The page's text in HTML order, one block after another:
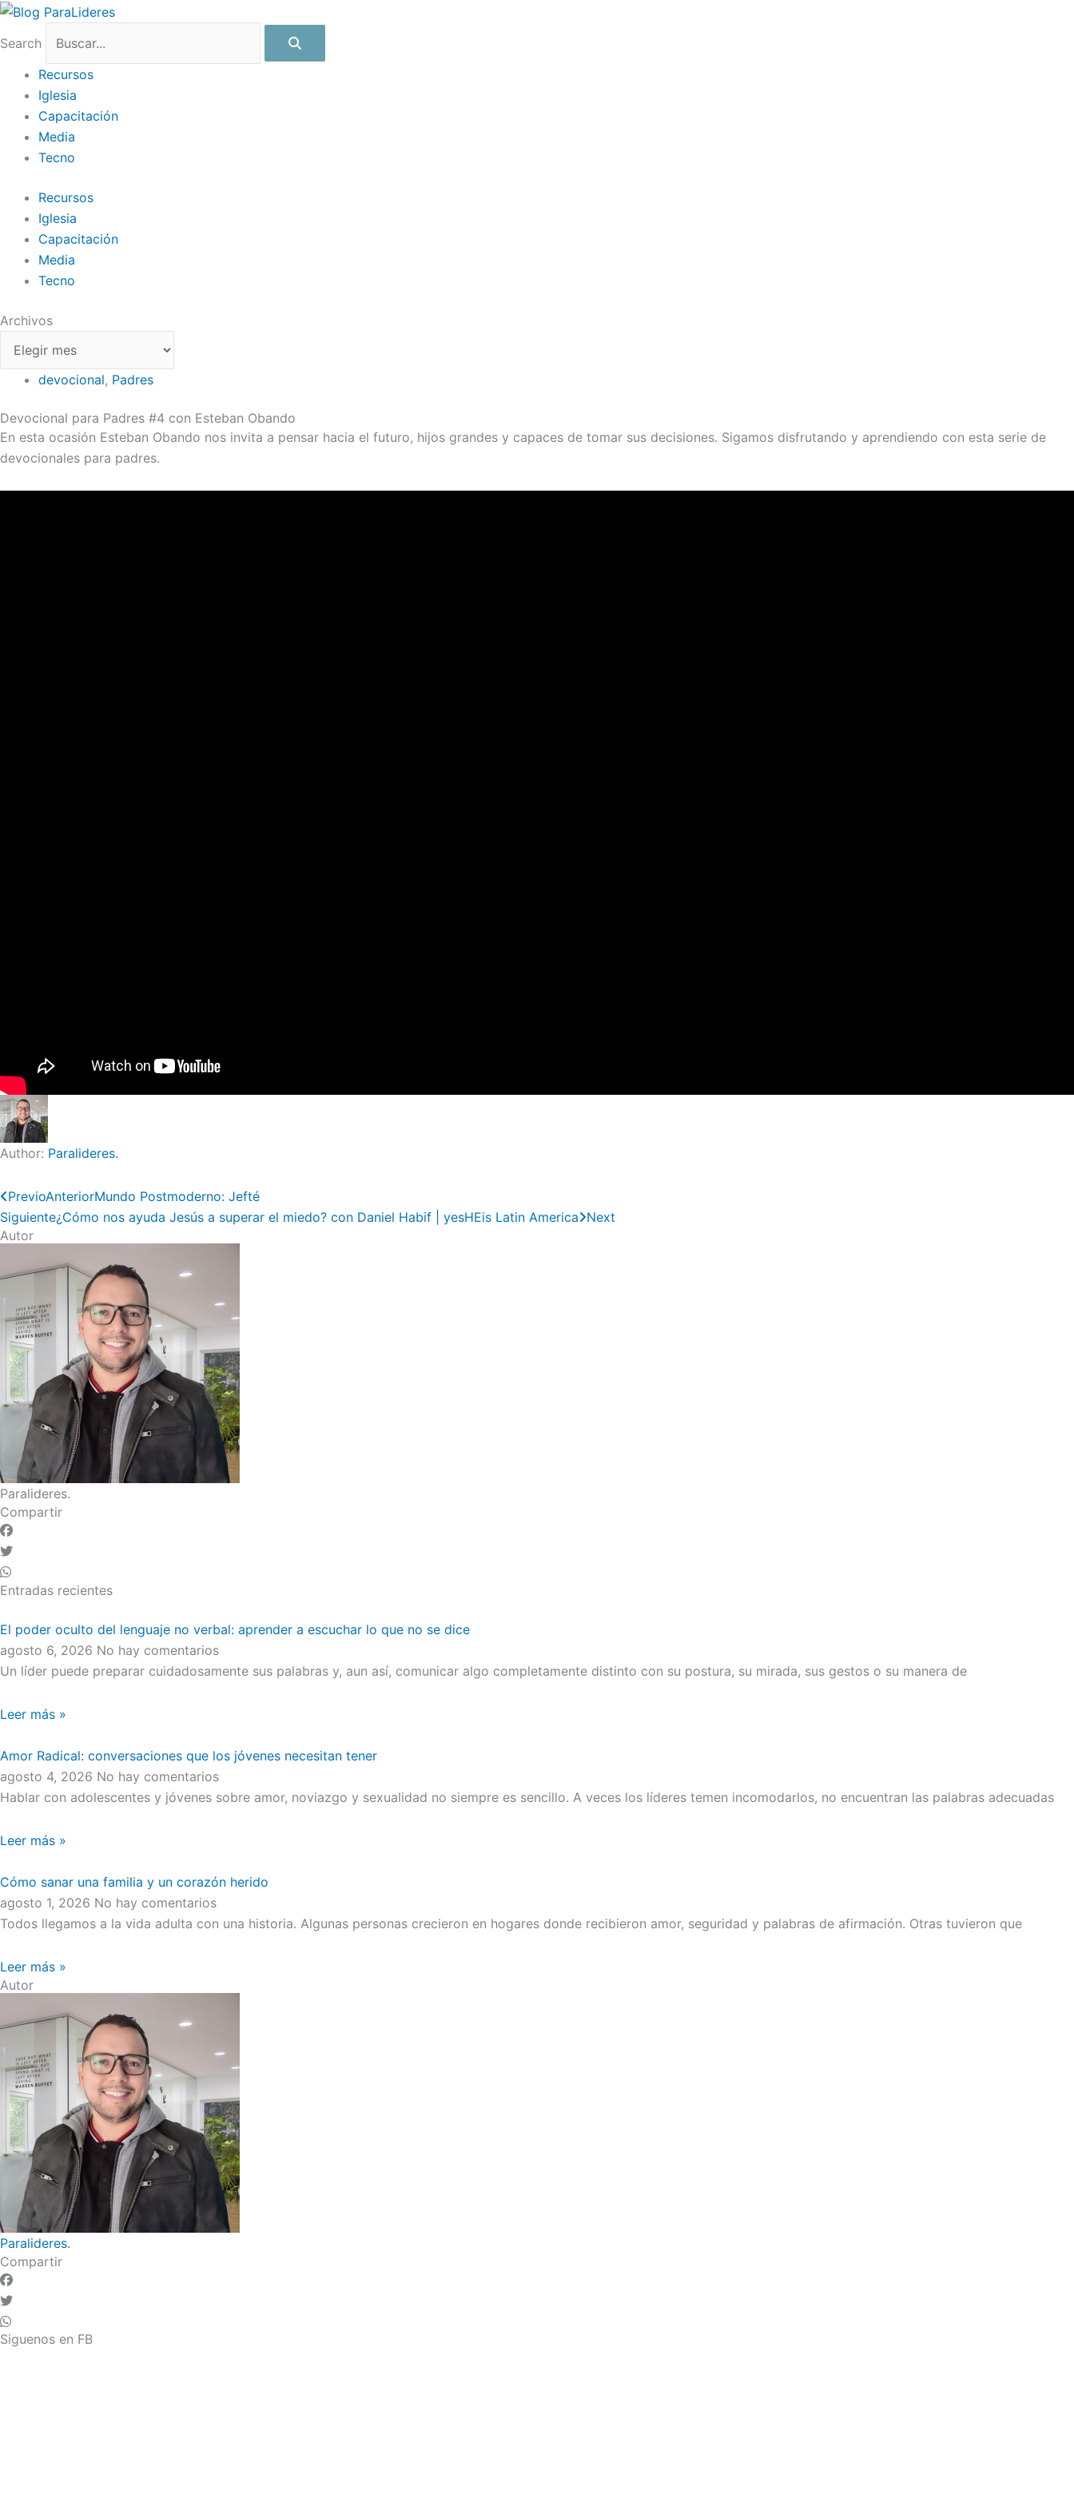
Ir
contenido
Search
Recursos
Iglesia
Capacitación
Media
Tecno
Recursos
Iglesia
Capacitación
Media
Tecno
Archivos
Archivos
devocional, Padres
Devocional para Padres #4 con Esteban Obando
En esta ocasión Esteban Obando nos invita a pensar hacia el futuro, hijos grandes y capaces de tomar sus decisiones. Sigamos disfrutando y aprendiendo con esta serie de
devocionales para padres.
Author: Paralideres.
PrevioAnteriorMundo Postmoderno: Jefté
Siguiente¿Cómo nos ayuda Jesús a superar el miedo? con Daniel Habif | yesHEis Latin America Next
Autor
Paralideres.
Compartir
Entradas recientes
El poder oculto del lenguaje no verbal: aprender a escuchar lo que no se dice
agosto 6, 2026 No hay comentarios
Un líder puede preparar cuidadosamente sus palabras y, aun así, comunicar algo completamente distinto con su postura, su mirada, sus gestos o su manera de
Leer más »
Amor Radical: conversaciones que los jóvenes necesitan tener
agosto 4, 2026 No hay comentarios
Hablar con adolescentes y jóvenes sobre amor, noviazgo y sexualidad no siempre es sencillo. A veces los líderes temen incomodarlos, no encuentran las palabras adecuadas
Leer más »
Cómo sanar una familia y un corazón herido
agosto 1, 2026 No hay comentarios
Todos llegamos a la vida adulta con una historia. Algunas personas crecieron en hogares donde recibieron amor, seguridad y palabras de afirmación. Otras tuvieron que
Leer más »
Autor
Paralideres.
Compartir
Siguenos en FB